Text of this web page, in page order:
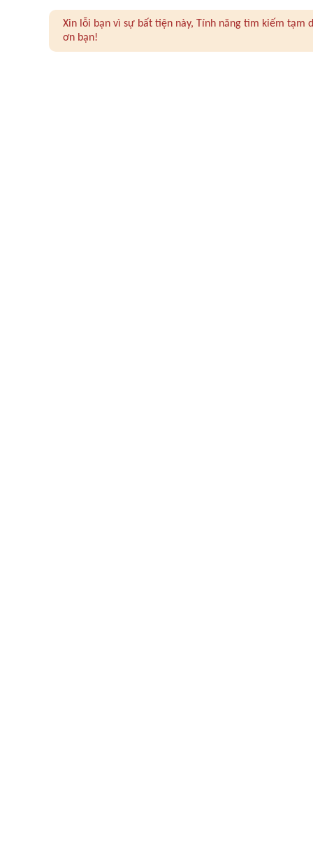
Xin lỗi bạn vì sự bất tiện này, Tính năng tìm kiếm
ơn bạn!